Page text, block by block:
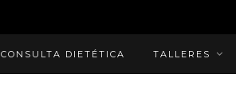
CONSULTA DIETÉTICA TALLERES